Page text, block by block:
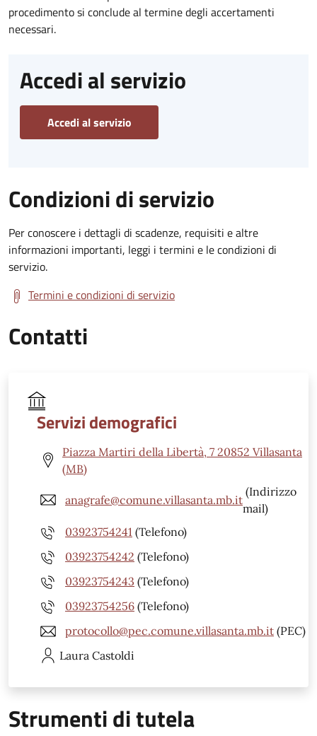
procedimento si conclude al termine degli accertamenti
necessari.
Accedi al servizio
Accedi al servizio
Condizioni di servizio
Per conoscere i dettagli di scadenze, requisiti e altre
informazioni importanti, leggi i termini e le condizioni di
servizio.
Termini e condizioni di servizio
Contatti
Servizi demografici
Piazza Martiri della Libertà, 7 20852 Villasanta
(MB)
anagrafe@comune.villasanta.mb.it
(Indirizzo
mail)
03923754241 (Telefono)
03923754242 (Telefono)
03923754243 (Telefono)
03923754256 (Telefono)
protocollo@pec.comune.villasanta.mb.it (PEC)
Laura Castoldi
Strumenti di tutela